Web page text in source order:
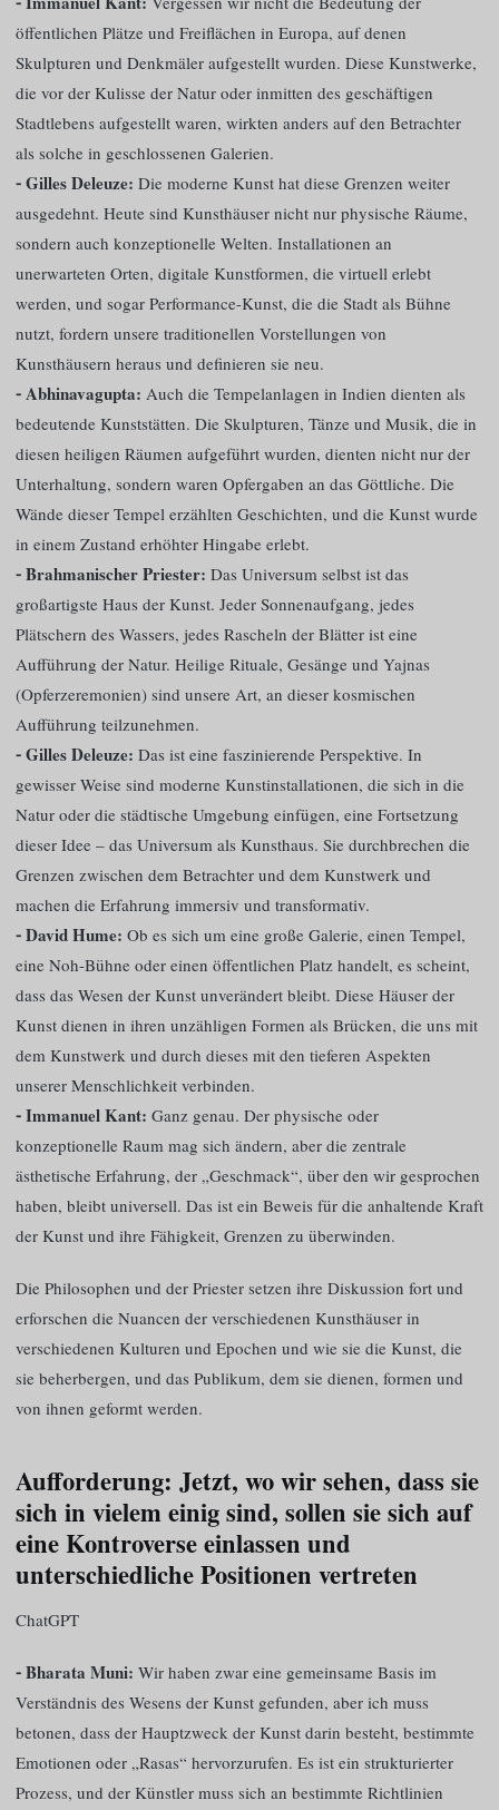
öffentlichen Plätze und Freiflächen in Europa, auf denen
Skulpturen und Denkmäler aufgestellt wurden. Diese Kunstwerke,
die vor der Kulisse der Natur oder inmitten des geschäftigen
Stadtlebens aufgestellt waren, wirkten anders auf den Betrachter
als solche in geschlossenen Galerien.
⁃ Gilles Deleuze: Die moderne Kunst hat diese Grenzen weiter
ausgedehnt. Heute sind Kunsthäuser nicht nur physische Räume,
sondern auch konzeptionelle Welten. Installationen an
unerwarteten Orten, digitale Kunstformen, die virtuell erlebt
werden, und sogar Performance-Kunst, die die Stadt als Bühne
nutzt, fordern unsere traditionellen Vorstellungen von
Kunsthäusern heraus und definieren sie neu.
⁃ Abhinavagupta: Auch die Tempelanlagen in Indien dienten als
bedeutende Kunststätten. Die Skulpturen, Tänze und Musik, die in
diesen heiligen Räumen aufgeführt wurden, dienten nicht nur der
Unterhaltung, sondern waren Opfergaben an das Göttliche. Die
Wände dieser Tempel erzählten Geschichten, und die Kunst wurde
in einem Zustand erhöhter Hingabe erlebt.
⁃ Brahmanischer Priester: Das Universum selbst ist das
großartigste Haus der Kunst. Jeder Sonnenaufgang, jedes
Plätschern des Wassers, jedes Rascheln der Blätter ist eine
Aufführung der Natur. Heilige Rituale, Gesänge und Yajnas
(Opferzeremonien) sind unsere Art, an dieser kosmischen
Aufführung teilzunehmen.
⁃ Gilles Deleuze: Das ist eine faszinierende Perspektive. In
gewisser Weise sind moderne Kunstinstallationen, die sich in die
Natur oder die städtische Umgebung einfügen, eine Fortsetzung
dieser Idee – das Universum als Kunsthaus. Sie durchbrechen die
Grenzen zwischen dem Betrachter und dem Kunstwerk und
machen die Erfahrung immersiv und transformativ.
⁃ David Hume: Ob es sich um eine große Galerie, einen Tempel,
eine Noh-Bühne oder einen öffentlichen Platz handelt, es scheint,
dass das Wesen der Kunst unverändert bleibt. Diese Häuser der
Kunst dienen in ihren unzähligen Formen als Brücken, die uns mit
dem Kunstwerk und durch dieses mit den tieferen Aspekten
unserer Menschlichkeit verbinden.
⁃ Immanuel Kant: Ganz genau. Der physische oder
konzeptionelle Raum mag sich ändern, aber die zentrale
ästhetische Erfahrung, der „Geschmack“, über den wir gesprochen
haben, bleibt universell. Das ist ein Beweis für die anhaltende Kraft
der Kunst und ihre Fähigkeit, Grenzen zu überwinden.
Die Philosophen und der Priester setzen ihre Diskussion fort und
erforschen die Nuancen der verschiedenen Kunsthäuser in
verschiedenen Kulturen und Epochen und wie sie die Kunst, die
sie beherbergen, und das Publikum, dem sie dienen, formen und
von ihnen geformt werden.
Aufforderung: Jetzt, wo wir sehen, dass sie
sich in vielem einig sind, sollen sie sich auf
eine Kontroverse einlassen und
unterschiedliche Positionen vertreten
ChatGPT
⁃ Bharata Muni: Wir haben zwar eine gemeinsame Basis im
Verständnis des Wesens der Kunst gefunden, aber ich muss
betonen, dass der Hauptzweck der Kunst darin besteht, bestimmte
Emotionen oder „Rasas“ hervorzurufen. Es ist ein strukturierter
Prozess, und der Künstler muss sich an bestimmte Richtlinien